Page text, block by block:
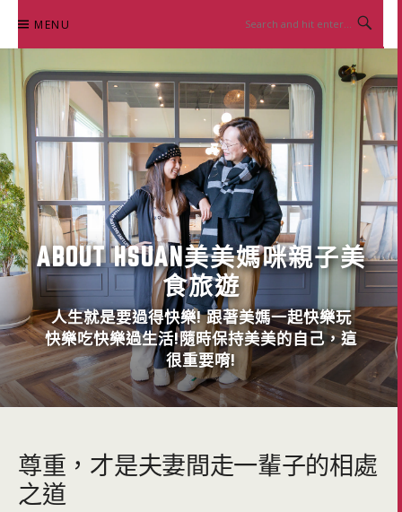
content
MENU
ABOUT HSUAN美美媽咪親子美
食旅遊
人生就是要過得快樂! 跟著美媽一起快樂玩
快樂吃快樂過生活!隨時保持美美的自己，這
很重要唷!
尊重，才是夫妻間走一輩子的相處
之道